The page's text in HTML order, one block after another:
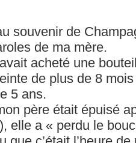
souvenir de
de ma mère.
acheté une
de plus de 8
5 ans.
père était épuisé
elle a « perdu le